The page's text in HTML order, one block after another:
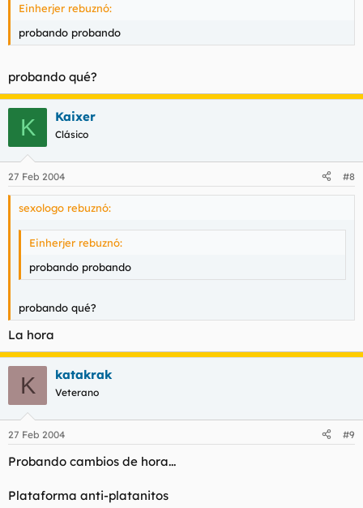
Einherjer rebuznó:
probando probando
probando qué?
K Kaixer
Clásico
27 Feb 2004 #8
sexologo rebuznó:
Einherjer rebuznó:
probando probando
probando qué?
La hora
K katakrak
Veterano
27 Feb 2004 #9
Probando cambios de hora...
Plataforma anti-platanitos